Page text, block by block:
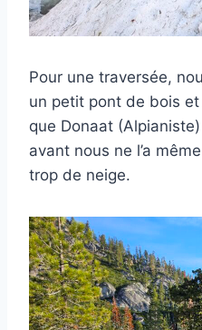
Pour une traversée,
un petit pont de bois et
que Donaat
avant nous ne l’a
trop de neige.